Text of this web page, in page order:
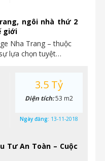
ngôi nhà thứ 2
giới
Nha Trang – thuộc
lựa chọn tuyệt…
Tư An Toàn – Cuộc
3.5 Tỷ
Diện tích:53 m2
Ngày đăng: 13-11-2018